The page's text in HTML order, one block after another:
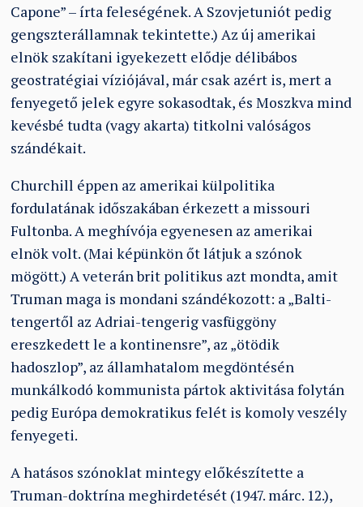
Capone” – írta feleségének. A Szovjetuniót pedig
gengszterállamnak tekintette.) Az új amerikai
elnök szakítani igyekezett elődje délibábos
geostratégiai víziójával, már csak azért is, mert a
fenyegető jelek egyre sokasodtak, és Moszkva mind
kevésbé tudta (vagy akarta) titkolni valóságos
szándékait.
Churchill éppen az amerikai külpolitika
fordulatának időszakában érkezett a missouri
Fultonba. A meghívója egyenesen az amerikai
elnök volt. (Mai képünkön őt látjuk a szónok
mögött.) A veterán brit politikus azt mondta, amit
Truman maga is mondani szándékozott: a „Balti-
tengertől az Adriai-tengerig vasfüggöny
ereszkedett le a kontinensre”, az „ötödik
hadoszlop”, az államhatalom megdöntésén
munkálkodó kommunista pártok aktivitása folytán
pedig Európa demokratikus felét is komoly veszély
fenyegeti.
A hatásos szónoklat mintegy előkészítette a
Truman-doktrína meghirdetését (1947. márc. 12.),